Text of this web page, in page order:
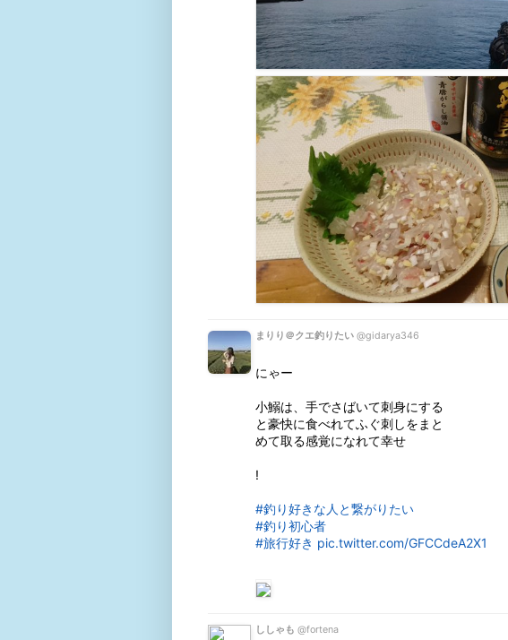
まりり＠クエ釣りたい @gidarya346
にゃー
小鰯は、手でさばいて刺身にする
と豪快に食べれてふぐ刺しをまと
めて取る感覚になれて幸せ
!
#釣り好きな人と繋がりたい
#釣り初心者
#旅行好き pic.twitter.com/GFCCdeA2X1
ししゃも @fortena